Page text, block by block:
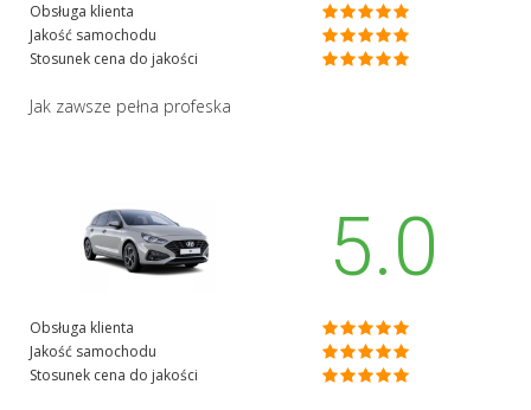
Obsługa klienta
Jakość samochodu
Stosunek cena do jakości
Jak zawsze pełna profeska
5.0
Obsługa klienta
Jakość samochodu
Stosunek cena do jakości